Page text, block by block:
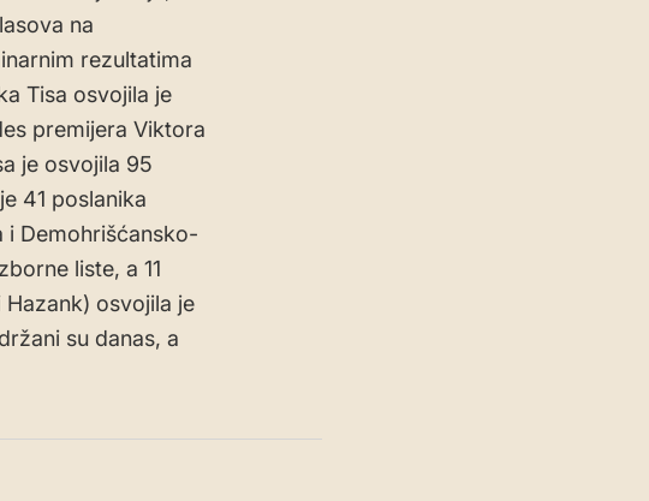
na
rezultatima
Tisa osvojila je
premijera Viktora
je osvojila 95
41 poslanika
i Demohrišćansko-
liste, a 11
osvojila je
su danas, a